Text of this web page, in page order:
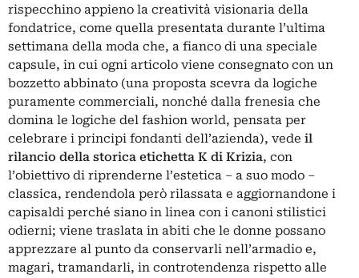
rispecchino appieno la creatività visionaria della
fondatrice, come quella presentata durante l’ultima
settimana della moda che, a fianco di una speciale
capsule, in cui ogni articolo viene consegnato con un
bozzetto abbinato (una proposta scevra da logiche
puramente commerciali, nonché dalla frenesia che
domina le logiche del fashion world, pensata per
celebrare i principi fondanti dell’azienda), vede il
rilancio della storica etichetta K di Krizia, con
l’obiettivo di riprenderne l’estetica ‒ a suo modo ‒
classica, rendendola però rilassata e aggiornandone i
capisaldi perché siano in linea con i canoni stilistici
odierni; viene traslata in abiti che le donne possano
apprezzare al punto da conservarli nell’armadio e,
magari, tramandarli, in controtendenza rispetto alle